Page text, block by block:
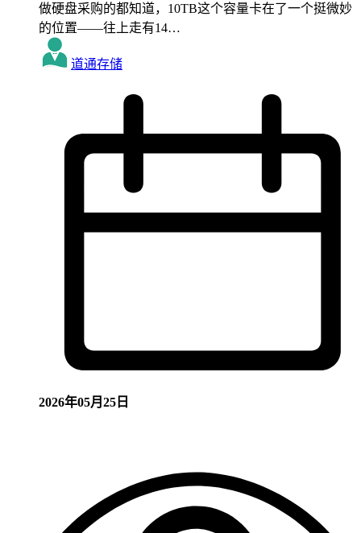
做硬盘采购的都知道，10TB这个容量卡在了一个挺微妙
的位置——往上走有14…
道通存储
2026年05月25日